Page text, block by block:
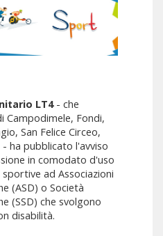
LT4- che
Campodimele, Fondi,
San Felice Circeo,
ha pubblicato l'avviso
in comodato d'uso
ad Associazioni
(ASD) o Società
(SSD) che svolgono
disabilità.